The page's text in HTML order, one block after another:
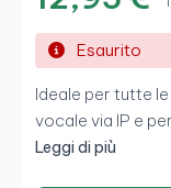
Esaurito
Ideale per tutte
vocale via IP e
per PC.
Leggi di più